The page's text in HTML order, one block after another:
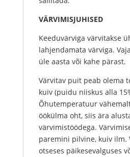
VÄRVIMISJUHISED
Keeduvärviga värvitakse
lahjendamata värviga.
üle aasta või kahe pärast.
Värvitav puit peab olema
kuiv (puidu niiskus alla
Õhutemperatuur
öökülma oht, siis ära
värvimistöödega.
paremini pilvine, kuiv ilm.
otseses päikesevalguses